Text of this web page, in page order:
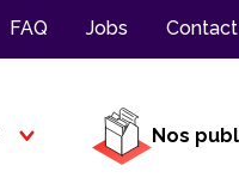
FAQ Jobs Contact
Nos